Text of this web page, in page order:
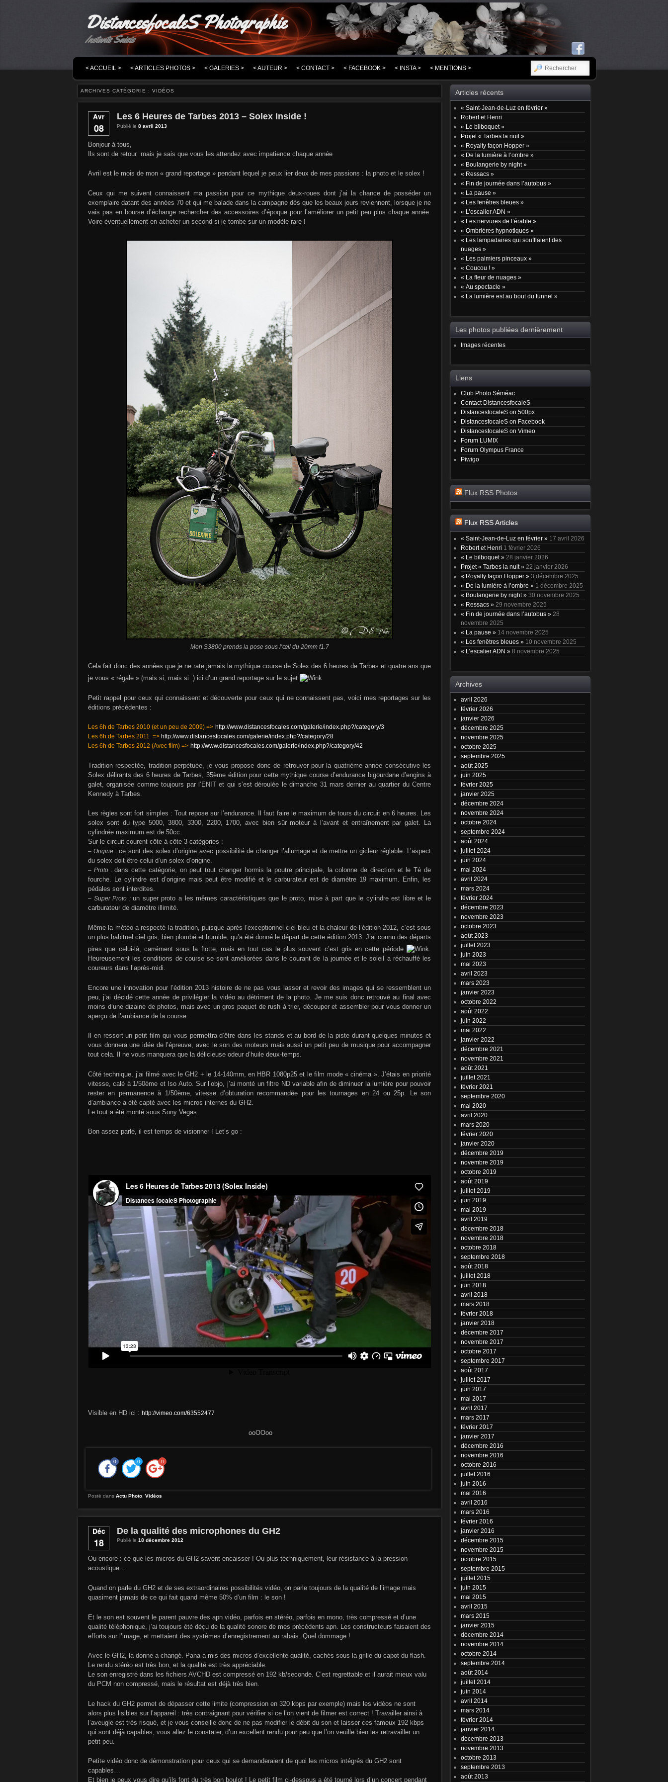
DistancesfocaleS Photographie
Instants Saisis
MASQUER LA NAVIGATION PRINCIPALE
MASQUER LA NAVIGATION SECONDAIRE
< ACCUEIL > < ARTICLES PHOTOS > < GALERIES > < AUTEUR > < CONTACT > < FACEBOOK > < INSTA > < MENTIONS > RECHERCHER
ARCHIVES CATÉGORIE : VIDÉOS
Avr
08
Les 6 Heures de Tarbes 2013 – Solex Inside !
Publié le 8 avril 2013
Bonjour à tous,
Ils sont de retour
mais je sais que vous les attendez avec impatience chaque année
Avril est le mois de mon « grand reportage » pendant lequel je peux lier deux de mes passions : la photo et le solex !
Ceux qui me suivent connaissent ma passion pour ce mythique deux-roues dont j’ai la chance de posséder un
exemplaire datant des années 70 et qui me balade dans la campagne dès que les beaux jours reviennent, lorsque je ne
vais pas en bourse d’échange rechercher des accessoires d’époque pour l’améliorer un petit peu plus chaque année.
Voire éventuellement en acheter un second si je tombe sur un modèle rare !
Mon S3800 prends la pose sous l’œil du 20mm f1.7
Cela fait donc des années que je ne rate jamais la mythique course de Solex des 6 heures de Tarbes et quatre ans que
je vous « régale » (mais si, mais si
) ici d’un grand reportage sur le sujet
Petit rappel pour ceux qui connaissent et découverte pour ceux qui ne connaissent pas, voici mes reportages sur les
éditions précédentes :
Les 6h de Tarbes 2010 (et un peu de 2009) => http://www.distancesfocales.com/galerie/index.php?/category/3
Les 6h de Tarbes 2011 => http://www.distancesfocales.com/galerie/index.php?/category/28
Les 6h de Tarbes 2012 (Avec film) => http://www.distancesfocales.com/galerie/index.php?/category/42
Tradition respectée, tradition perpétuée, je vous propose donc de retrouver pour la quatrième année consécutive les
Solex délirants des 6 heures de Tarbes, 35ème édition pour cette mythique course d’endurance bigourdane d’engins à
galet, organisée comme toujours par l’ENIT et qui s’est déroulée le dimanche 31 mars dernier au quartier du Centre
Kennedy à Tarbes.
Les règles sont fort simples : Tout repose sur l’endurance. Il faut faire le maximum de tours du circuit en 6 heures. Les
solex sont du type 5000, 3800, 3300, 2200, 1700, avec bien sûr moteur à l’avant et entraînement par galet. La
cylindrée maximum est de 50cc.
Sur le circuit courent côte à côte 3 catégories :
– Origine : ce sont des solex d’origine avec possibilité de changer l’allumage et de mettre un gicleur réglable. L’aspect
du solex doit être celui d’un solex d’origine.
– Proto :dans cette catégorie, on peut tout changer hormis la poutre principale, la colonne de direction et le Té de
fourche. Le cylindre est d’origine mais peut être modifié et le carburateur est de diamètre 19 maximum. Enfin, les
pédales sont interdites.
– Super Proto :un super proto a les mêmes caractéristiques que le proto, mise à part que le cylindre est libre et le
carburateur de diamètre illimité.
Même la météo a respecté la tradition, puisque après l’exceptionnel ciel bleu et la chaleur de l’édition 2012, c’est sous
un plus habituel ciel gris, bien plombé et humide, qu’a été donné le départ de cette édition 2013. J’ai connu des départs
pires que celui-là, carrément sous la flotte, mais en tout cas le plus souvent c’est gris en cette période
.
Heureusement les conditions de course se sont améliorées dans le courant de la journée et le soleil a réchauffé les
coureurs dans l’après-midi.
Encore une innovation pour l’édition 2013 histoire de ne pas vous lasser et revoir des images qui se ressemblent un
peu, j’ai décidé cette année de privilégier la vidéo au détriment de la photo. Je me suis donc retrouvé au final avec
moins d’une dizaine de photos, mais avec un gros paquet de rush à trier, découper et assembler pour vous donner un
aperçu de l’ambiance de la course.
Il en ressort un petit film qui vous permettra d’être dans les stands et au bord de la piste durant quelques minutes et
vous donnera une idée de l’épreuve, avec le son des moteurs mais aussi un petit peu de musique pour accompagner
tout cela. Il ne vous manquera que la délicieuse odeur d’huile deux-temps.
Côté technique, j’ai filmé avec le GH2 + le 14-140mm, en HBR 1080p25 et le film mode « cinéma ». J’étais en priorité
vitesse, calé à 1/50ème et Iso Auto. Sur l’objo, j’ai monté un filtre ND variable afin de diminuer la lumière pour pouvoir
rester en permanence à 1/50ème, vitesse d’obturation recommandée pour les tournages en 24 ou 25p. Le son
d’ambiance a été capté avec les micros internes du GH2.
Le tout a été monté sous Sony Vegas.
Bon assez parlé, il est temps de visionner ! Let’s go :
Visible en HD ici : http://vimeo.com/63552477
ooOOoo
0 0 0
Posté dans Actu Photo, Vidéos
Déc
18
De la qualité des microphones du GH2
Publié le 18 décembre 2012
Ou encore : ce que les micros du GH2 savent encaisser ! Ou plus techniquement, leur résistance à la pression
acoustique…
Quand on parle du GH2 et de ses extraordinaires possibilités vidéo, on parle toujours de la qualité de l’image mais
quasiment jamais de ce qui fait quand même 50% d’un film : le son !
Et le son est souvent le parent pauvre des apn vidéo, parfois en stéréo, parfois en mono, très compressé et d’une
qualité téléphonique, j’ai toujours été déçu de la qualité sonore de mes précédents apn. Les constructeurs faisaient des
efforts sur l’image, et mettaient des systèmes d’enregistrement au rabais. Quel dommage !
Avec le GH2, la donne a changé. Pana a mis des micros d’excellente qualité, cachés sous la grille du capot du flash.
Le rendu stéréo est très bon, et la qualité est très appréciable.
Le son enregistré dans les fichiers AVCHD est compressé en 192 kb/seconde. C’est regrettable et il aurait mieux valu
du PCM non compressé, mais le résultat est déjà très bien.
Le hack du GH2 permet de dépasser cette limite (compression en 320 kbps par exemple) mais les vidéos ne sont
alors plus lisibles sur l’appareil : très contraignant pour vérifier si ce l’on vient de filmer est correct ! Travailler ainsi à
l’aveugle est très risqué, et je vous conseille donc de ne pas modifier le débit du son et laisser ces fameux 192 kbps
qui sont déjà capables, vous allez le constater, d’un excellent rendu pour peu que l’on veuille bien les retravailler un
petit peu.
Petite vidéo donc de démonstration pour ceux qui se demanderaient de quoi les micros intégrés du GH2 sont
capables…
Et bien je peux vous dire qu’ils font du très bon boulot ! Le petit film ci-dessous a été tourné lors d’un concert pendant
Articles récents
« Saint-Jean-de-Luz en février »
Robert et Henri
« Le bilboquet »
Projet « Tarbes la nuit »
« Royalty façon Hopper »
« De la lumière à l’ombre »
« Boulangerie by night »
« Ressacs »
« Fin de journée dans l’autobus »
« La pause »
« Les fenêtres bleues »
« L’escalier ADN »
« Les nervures de l’érable »
« Ombrières hypnotiques »
« Les lampadaires qui soufflaient des
nuages »
« Les palmiers pinceaux »
« Coucou ! »
« La fleur de nuages »
« Au spectacle »
« La lumière est au bout du tunnel »
Les photos publiées dernièrement
Images récentes
Liens
Club Photo Séméac
Contact DistancesfocaleS
DistancesfocaleS on 500px
DistancesfocaleS on Facebook
DistancesfocaleS on Vimeo
Forum LUMIX
Forum Olympus France
Piwigo
Flux RSS Photos
Flux RSS Articles
« Saint-Jean-de-Luz en février » 17 avril 2026
Robert et Henri 1 février 2026
« Le bilboquet » 28 janvier 2026
Projet « Tarbes la nuit » 22 janvier 2026
« Royalty façon Hopper » 3 décembre 2025
« De la lumière à l’ombre » 1 décembre 2025
« Boulangerie by night » 30 novembre 2025
« Ressacs » 29 novembre 2025
« Fin de journée dans l’autobus » 28
novembre 2025
« La pause » 14 novembre 2025
« Les fenêtres bleues » 10 novembre 2025
« L’escalier ADN » 8 novembre 2025
Archives
avril 2026
février 2026
janvier 2026
décembre 2025
novembre 2025
octobre 2025
septembre 2025
août 2025
juin 2025
février 2025
janvier 2025
décembre 2024
novembre 2024
octobre 2024
septembre 2024
août 2024
juillet 2024
juin 2024
mai 2024
avril 2024
mars 2024
février 2024
décembre 2023
novembre 2023
octobre 2023
août 2023
juillet 2023
juin 2023
mai 2023
avril 2023
mars 2023
janvier 2023
octobre 2022
août 2022
juin 2022
mai 2022
janvier 2022
décembre 2021
novembre 2021
août 2021
juillet 2021
février 2021
septembre 2020
mai 2020
avril 2020
mars 2020
février 2020
janvier 2020
décembre 2019
novembre 2019
octobre 2019
août 2019
juillet 2019
juin 2019
mai 2019
avril 2019
décembre 2018
novembre 2018
octobre 2018
septembre 2018
août 2018
juillet 2018
juin 2018
avril 2018
mars 2018
février 2018
janvier 2018
décembre 2017
novembre 2017
octobre 2017
septembre 2017
août 2017
juillet 2017
juin 2017
mai 2017
avril 2017
mars 2017
février 2017
janvier 2017
décembre 2016
novembre 2016
octobre 2016
juillet 2016
juin 2016
mai 2016
avril 2016
mars 2016
février 2016
janvier 2016
décembre 2015
novembre 2015
octobre 2015
septembre 2015
juillet 2015
juin 2015
mai 2015
avril 2015
mars 2015
janvier 2015
décembre 2014
novembre 2014
octobre 2014
septembre 2014
août 2014
juillet 2014
juin 2014
avril 2014
mars 2014
février 2014
janvier 2014
décembre 2013
novembre 2013
octobre 2013
septembre 2013
août 2013